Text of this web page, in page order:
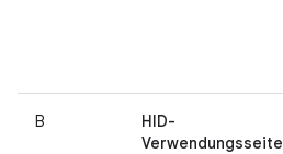
B
HID-
Verwendungsseite